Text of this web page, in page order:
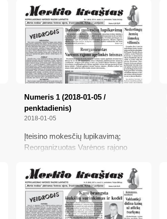
grūdų; Dėl straipsnių... iškvietė
policiją!; Susiformuos gėlynai,
gražūs nuo pavasario iki rudens
Numeris 1 (2018-01-05 /
penktadienis)
2018-01-05
Įteisino mokesčių lupikavimą;
Reorganizuotas Varėnos rajono
ženklas nelabai matomas;
Nederlingų žemių išmokų vilionės